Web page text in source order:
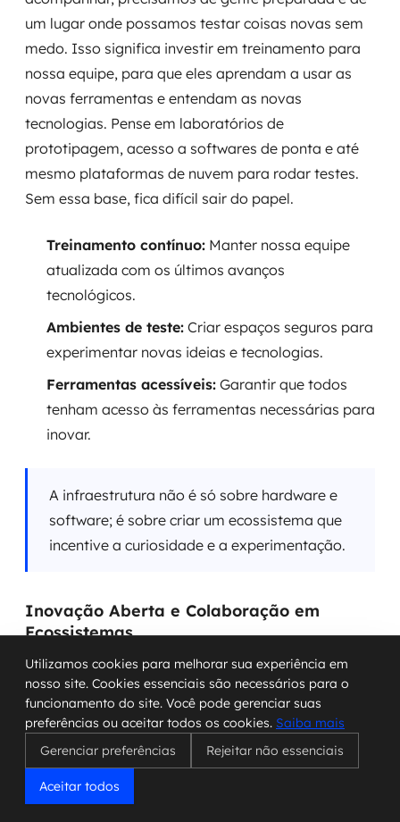
um lugar onde possamos testar coisas novas sem
medo. Isso significa investir em treinamento para
nossa equipe, para que eles aprendam a usar as
novas ferramentas e entendam as novas
tecnologias. Pense em laboratórios de
prototipagem, acesso a softwares de ponta e até
mesmo plataformas de nuvem para rodar testes.
Sem essa base, fica difícil sair do papel.
Treinamento contínuo: Manter nossa equipe
atualizada com os últimos avanços
tecnológicos.
Ambientes de teste: Criar espaços seguros para
experimentar novas ideias e tecnologias.
Ferramentas acessíveis: Garantir que todos
tenham acesso às ferramentas necessárias para
inovar.
A infraestrutura não é só sobre hardware e
software; é sobre criar um ecossistema que
incentive a curiosidade e a experimentação.
Inovação Aberta e Colaboração em
Ecossistemas
Ninguém mais inova sozinho. O futuro pede
colaboração. Isso quer dizer abrir as portas para
trabalhar com outras empresas, startups,
universidades e até mesmo com nossos clientes. A
inovação aberta nos permite trazer novas
perspectivas e acelerar o desenvolvimento de
Utilizamos cookies para melhorar sua experiência em
nosso site. Cookies essenciais são necessários para o
funcionamento do site. Você pode gerenciar suas
preferências ou aceitar todos os cookies. Saiba mais
Gerenciar preferências
Rejeitar não essenciais
Aceitar todos